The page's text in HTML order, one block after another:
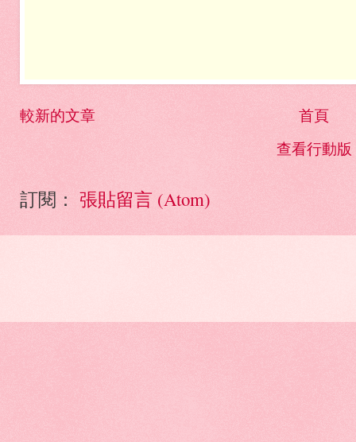
較新的文章
首頁
查看行動版
訂閱： 張貼留言 (Atom)